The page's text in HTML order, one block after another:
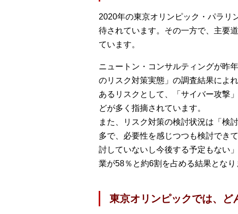
2020年の東京オリンピック・パラリ
待されています。その一方で、主要
ています。
ニュートン・コンサルティングが昨
のリスク対策実態」の調査結果によ
あるリスクとして、「サイバー攻撃
どが多く指摘されています。
また、リスク対策の検討状況は「検
多で、必要性を感じつつも検討でき
討していないし今後する予定もない
業が58％と約6割を占める結果となり
東京オリンピックでは、ど